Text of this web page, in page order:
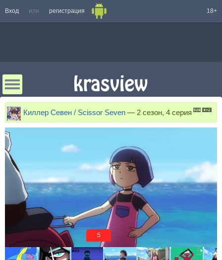
Вход или регистрация 18+
Киллер Севен / Scissor Seven — 2 сезон, 4 серия
5